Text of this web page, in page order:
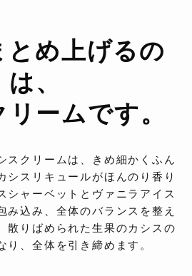
とめ上げるの
は、
ームです。
スクリームは、きめ細かくふん
シスリキュールがほんのり香り
シャーベットとヴァニラアイス
み込み、全体のバランスを整え
散りばめられた生果のカシスの
り、全体を引き締めます。